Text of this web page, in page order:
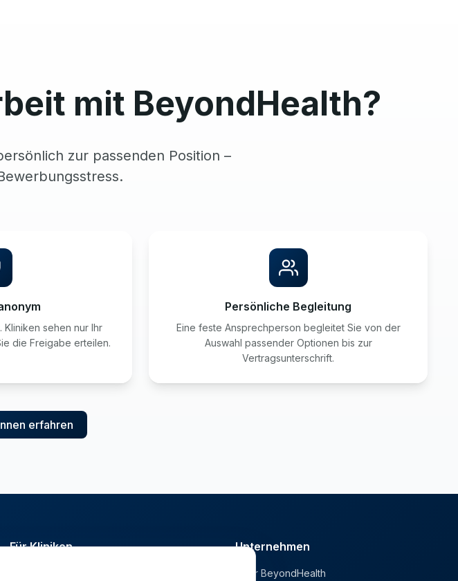
mit BeyondHealth?
zur passenden Position –
Kliniken sehen nur Ihr
die Freigabe erteilen.
Persönliche Begleitung
Eine feste Ansprechperson begleitet Sie von der
Auswahl passender Optionen bis zur
Vertragsunterschrift.
erfahren
Für Kliniken Unternehmen
Über BeyondHealth